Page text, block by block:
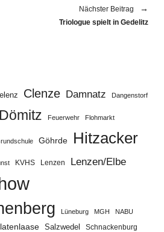
Nächster Beitrag
Triologue spielt in Gedelitz
Clenze Damnatz Dangenstorf
Dömitz Feuerwehr Flohmarkt
Göhrde Hitzacker
KVHS Lenzen Lenzen/Elbe
Lüneburg MGH NABU
Salzwedel Schnackenburg